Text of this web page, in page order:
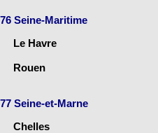
76 Seine-Maritime
Le Havre
Rouen
77 Seine-et-Marne
Chelles